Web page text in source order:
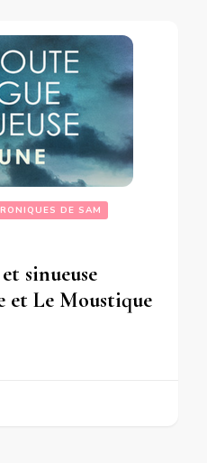
DE SAM
sinueuse
et Le Moustique